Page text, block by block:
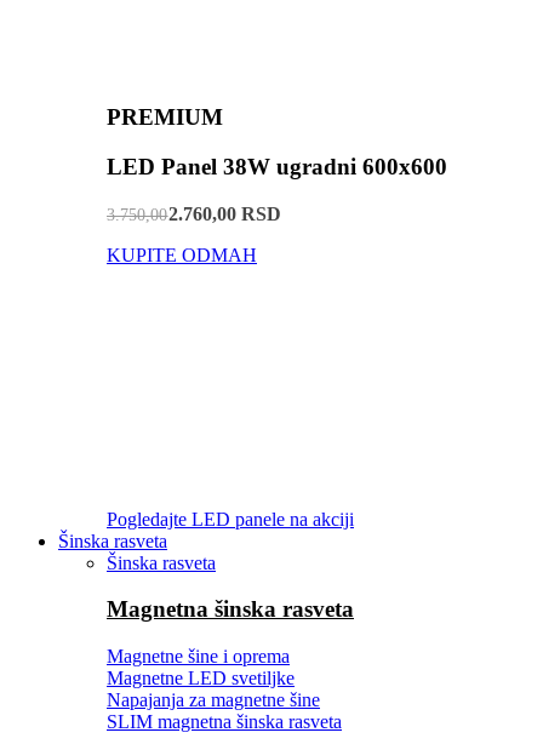
PREMIUM
LED Panel 38W ugradni 600x600
3.750,002.760,00 RSD
KUPITE ODMAH
Pogledajte LED panele na akciji
Šinska rasveta
Šinska rasveta
Magnetna šinska rasveta
Magnetne šine i oprema
Magnetne LED svetiljke
Napajanja za magnetne šine
SLIM magnetna šinska rasveta